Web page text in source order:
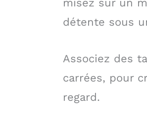
misez sur un
détente sous
Associez des
carrées, pour
regard.